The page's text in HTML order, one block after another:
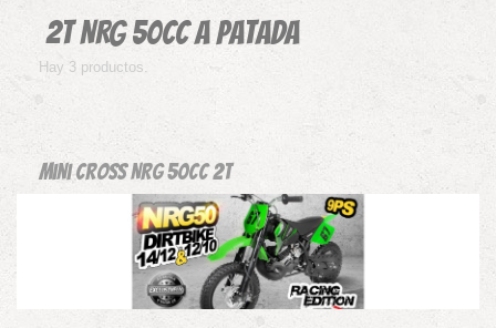
2T NRG 50cc a patada
Hay 3 productos.
Mini Cross NRG 50CC 2T